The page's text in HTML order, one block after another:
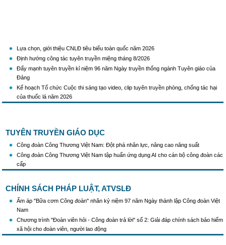
Lựa chọn, giới thiệu CNLĐ tiêu biểu toàn quốc năm 2026
Định hướng công tác tuyên truyền miệng tháng 8/2026
Đẩy mạnh tuyên truyền kỉ niệm 96 năm Ngày truyền thống ngành Tuyên giáo của
Đảng
Kế hoạch Tổ chức Cuộc thi sáng tạo video, clip tuyên truyền phòng, chống tác hại
của thuốc lá năm 2026
KH Triển khai Ch/tr hành động của CĐCTVN thực hiện Chỉ thị số 58/CT-TW ngày
tình hình mới"
truyền thống, ngày thành lập, ngày tái lập sau sắp xếp tổ chức bộ máy của hệ thống
chính trị
Triển khai truyền thông "Chiến dịch 500 ngày đêm đẩy mạnh thực hiện tìm kiếm, quy
Hướng dẫn tuyên truyền kỷ niệm 97 năm Ngày thành lập Công đoàn Việt Nam
(28/7/1929 - 28/7/2026)
Triển khai thực hiện Chỉ thị số 25/CT-TTg của Thủ tướng Chính phủ về tăng cường
công tác phòng, chống buôn lậu, vận chuyển, sản xuất, mua bán, tàng trữ, sử dụng
trái phép thuốc lá trong tình hình mới
TUYÊN TRUYỀN GIÁO DỤC
Công đoàn Công Thương Việt Nam: Đột phá nhân lực, nâng cao năng suất
Công đoàn Công Thương Việt Nam tập huấn ứng dụng AI cho cán bộ công đoàn các
cấp
CHÍNH SÁCH PHÁP LUẬT, ATVSLĐ
Ấm áp "Bữa cơm Công đoàn" nhân kỷ niệm 97 năm Ngày thành lập Công đoàn Việt
Nam
Chương trình "Đoàn viên hỏi - Công đoàn trả lời" số 2: Giải đáp chính sách bảo hiểm
xã hội cho đoàn viên, người lao động